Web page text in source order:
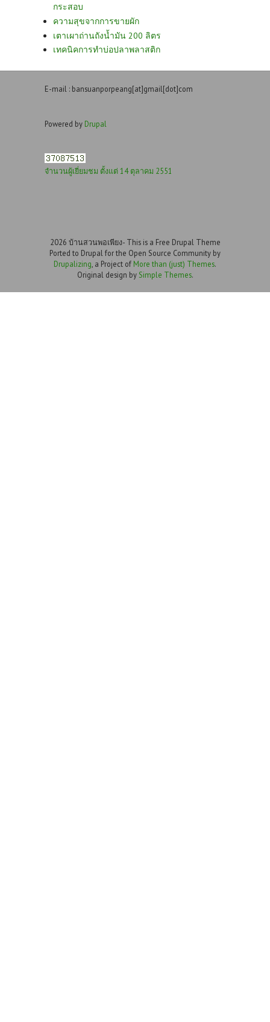
กระสอบ
ความสุขจากการขายผัก
เตาเผาถ่านถังน้ำมัน 200 ลิตร
เทคนิคการทำบ่อปลาพลาสติก
E-mail : bansuanporpeang[at]gmail[dot]com
Powered by Drupal
จำนวนผู้เยี่ยมชม ตั้งแต่ 14 ตุลาคม 2551
2026 บ้านสวนพอเพียง- This is a Free Drupal Theme
Ported to Drupal for the Open Source Community by
Drupalizing , a Project of More than (just) Themes.
Original design by Simple Themes.